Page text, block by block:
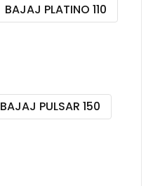
BAJAJ PLATINO 110
BAJAJ PULSAR 150